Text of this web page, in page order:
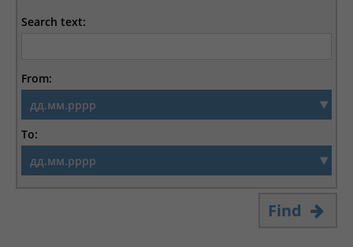
Search text:
From:
To:
Find